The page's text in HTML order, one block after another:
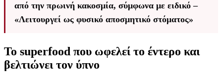
από την πρωινή κακοσμία, σύμφωνα με ειδικό –
«Λειτουργεί ως φυσικό αποσμητικό στόματος»
Το superfood που ωφελεί το έντερο και
βελτιώνει τον ύπνο